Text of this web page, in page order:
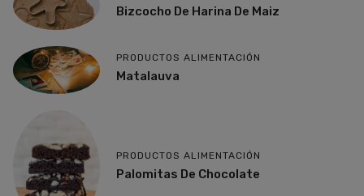
Bizcocho De Harina De Maiz
PRODUCTOS ALIMENTACIÓN
Matalauva
PRODUCTOS ALIMENTACIÓN
Palomitas De Chocolate